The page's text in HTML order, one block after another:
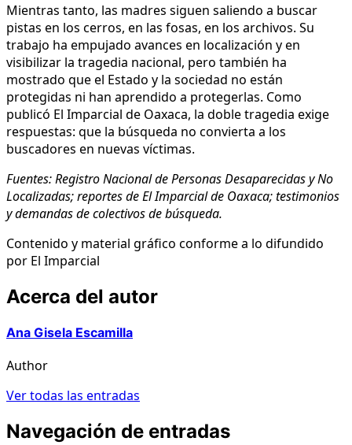
Mientras tanto, las madres siguen saliendo a buscar
pistas en los cerros, en las fosas, en los archivos. Su
trabajo ha empujado avances en localización y en
visibilizar la tragedia nacional, pero también ha
mostrado que el Estado y la sociedad no están
protegidas ni han aprendido a protegerlas. Como
publicó El Imparcial de Oaxaca, la doble tragedia exige
respuestas: que la búsqueda no convierta a los
buscadores en nuevas víctimas.
Fuentes: Registro Nacional de Personas Desaparecidas y No
Localizadas; reportes de El Imparcial de Oaxaca; testimonios
y demandas de colectivos de búsqueda.
Contenido y material gráfico conforme a lo difundido
por El Imparcial
Acerca del autor
Ana Gisela Escamilla
Author
Ver todas las entradas
Navegación de entradas